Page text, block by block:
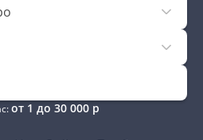
от 1 до 30 000р